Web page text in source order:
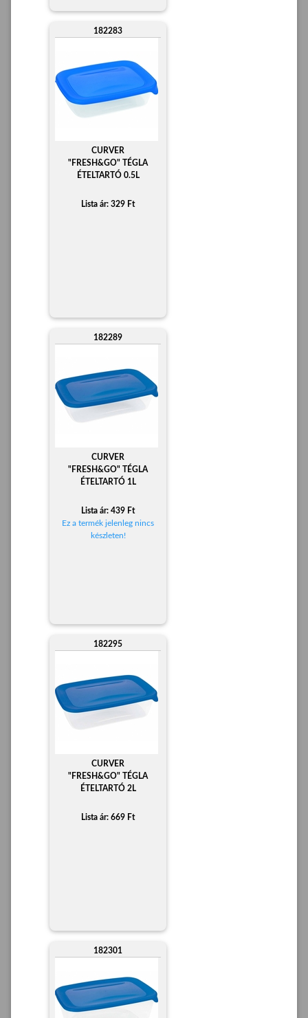
182283
CURVER
"FRESH&GO" TÉGLA
ÉTELTARTÓ 0.5L
Lista ár: 329 Ft
182289
CURVER
"FRESH&GO" TÉGLA
ÉTELTARTÓ 1L
Lista ár: 439 Ft
Ez a termék jelenleg nincs
készleten!
182295
CURVER
"FRESH&GO" TÉGLA
ÉTELTARTÓ 2L
Lista ár: 669 Ft
182301